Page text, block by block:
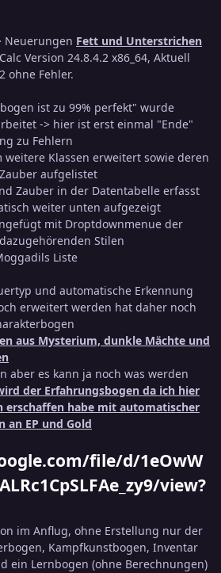
Neuerungen Fett und Unterstrichen
Version 24.8.4.2 x86_64, Aktuell
ohne Fehler.
ist zu 99% perfekt" wurde
-> hier ist erst einmal "Ende"
zu Fehlern
Klassen erweitert sowie deren
aufgelistet
Zauber in der Datentabelle erfasst
weiter unten aufgezeigt
mit Droptdownmenue der
Stilen
Liste
und automatische Erkennung
erweitert werden hat daher noch
aus Mysterium, dunkle Mächte und
aber es kann ja noch was werden
der Erfahrungsbogen da ich hier
erschaffen habe mit automatischer
an EP und Gold
file/d/1eOwW
view?
im Anflug, ohne Erstellung nur der
Kampfkunstbogen, Inventar
ein Lernbogen (ohne Berechnungen)